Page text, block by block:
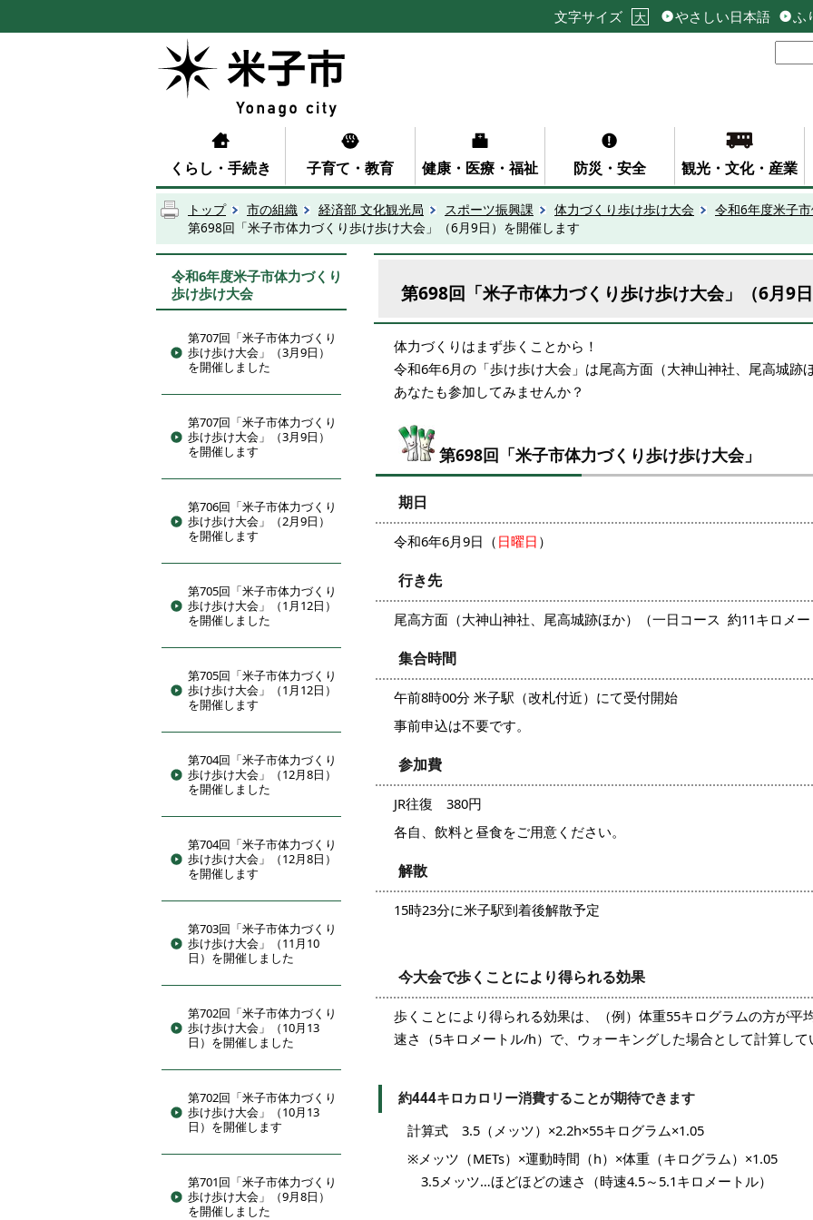
文字サイズ 大 やさしい日本語 ふ
くらし・手続き 子育て・教育 健康・医療・福祉 防災・安全 観光・文化・産業
トップ 市の組織 経済部 文化観光局 スポーツ振興課 体力づくり歩け歩け大会
令和6年度米子
第698回「米子市体力づくり歩け歩け大会」（6月9日）を開催します
令和6年度米子市体力づくり
歩け歩け大会
第707回「米子市体力づくり
歩け歩け大会」（3月9日）
を開催しました
第707回「米子市体力づくり
歩け歩け大会」（3月9日）
を開催します
第706回「米子市体力づくり
歩け歩け大会」（2月9日）
を開催します
第705回「米子市体力づくり
歩け歩け大会」（1月12日）
を開催しました
第705回「米子市体力づくり
歩け歩け大会」（1月12日）
を開催します
第704回「米子市体力づくり
歩け歩け大会」（12月8日）
を開催しました
第704回「米子市体力づくり
歩け歩け大会」（12月8日）
を開催します
第703回「米子市体力づくり
歩け歩け大会」（11月10
日）を開催しました
第702回「米子市体力づくり
歩け歩け大会」（10月13
日）を開催しました
第702回「米子市体力づくり
歩け歩け大会」（10月13
日）を開催します
第701回「米子市体力づくり
歩け歩け大会」（9月8日）
を開催しました
第698回「米子市体力づくり歩け歩け大会」（6月9
体力づくりはまず歩くことから！
令和6年6月の「歩け歩け大会」は尾高方面（大神山神社、尾高城跡
あなたも参加してみませんか？
第698回「米子市体力づくり歩け歩け大会」
期日
令和6年6月9日（ 日曜日 ）
行き先
尾高方面（大神山神社、尾高城跡ほか）（一日コース 約11キロメ
集合時間
午前8時00分 米子駅（改札付近）にて受付開始
事前申込は不要です。
参加費
JR往復 380円
各自、飲料と昼食をご用意ください。
解散
15時23分に米子駅到着後解散予定
今大会で歩くことにより得られる効果
歩くことにより得られる効果は、（例）体重55キログラムの方が平
速さ（5キロメートル/h）で、ウォーキングした場合として計算して
約444キロカロリー消費することが期待できます
計算式 3.5（メッツ）×2.2h×55キログラム×1.05
※メッツ（METs）×運動時間（h）×体重（キログラム）×1.05
3.5メッツ…ほどほどの速さ（時速4.5～5.1キロメートル）